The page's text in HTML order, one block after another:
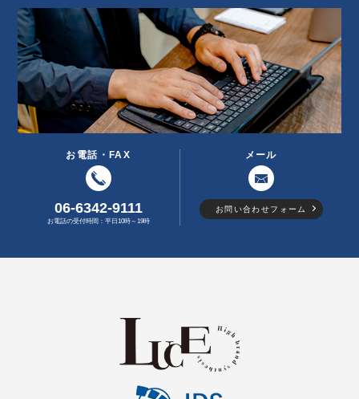
お電話・FAX
06-6342-9111
お電話の受付時間：平日10時～19時
メール
お問い合わせフォーム